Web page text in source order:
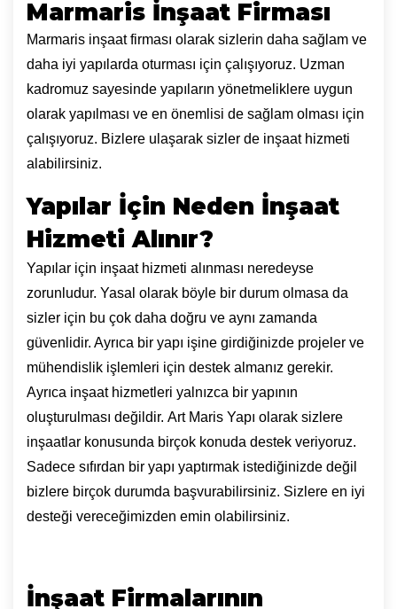
Marmaris İnşaat Firması
Marmaris inşaat firması olarak sizlerin daha sağlam ve
daha iyi yapılarda oturması için çalışıyoruz. Uzman
kadromuz sayesinde yapıların yönetmeliklere uygun
olarak yapılması ve en önemlisi de sağlam olması için
çalışıyoruz. Bizlere ulaşarak sizler de inşaat hizmeti
alabilirsiniz.
Yapılar İçin Neden İnşaat
Hizmeti Alınır?
Yapılar için inşaat hizmeti alınması neredeyse
zorunludur. Yasal olarak böyle bir durum olmasa da
sizler için bu çok daha doğru ve aynı zamanda
güvenlidir. Ayrıca bir yapı işine girdiğinizde projeler ve
mühendislik işlemleri için destek almanız gerekir.
Ayrıca inşaat hizmetleri yalnızca bir yapının
oluşturulması değildir. Art Maris Yapı olarak sizlere
inşaatlar konusunda birçok konuda destek veriyoruz.
Sadece sıfırdan bir yapı yaptırmak istediğinizde değil
bizlere birçok durumda başvurabilirsiniz. Sizlere en iyi
desteği vereceğimizden emin olabilirsiniz.
İnşaat Firmalarının